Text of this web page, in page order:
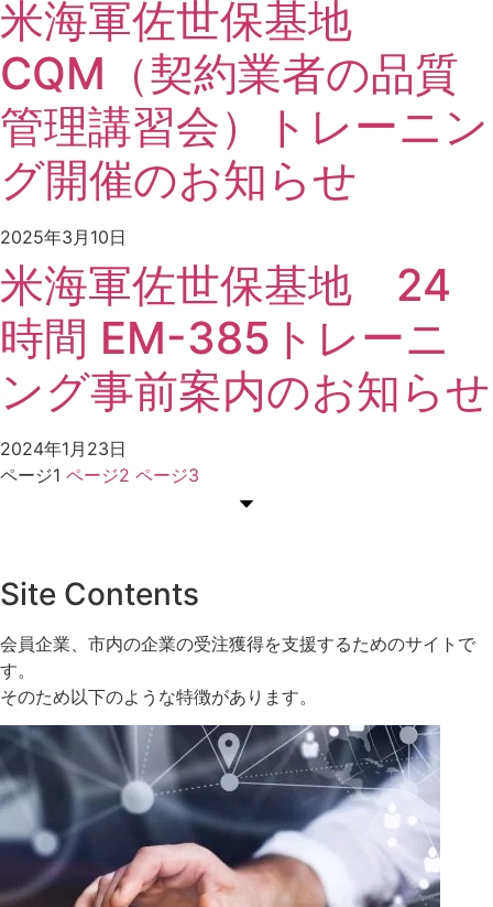
米海軍佐世保基地
CQM（契約業者の品質
管理講習会）トレーニン
グ開催のお知らせ
2025年3月10日
米海軍佐世保基地 24
時間 EM-385トレーニ
ング事前案内のお知らせ
2024年1月23日
ページ1 ページ2 ページ3
Site Contents
会員企業、市内の企業の受注獲得を支援するためのサイトで
す。
そのため以下のような特徴があります。